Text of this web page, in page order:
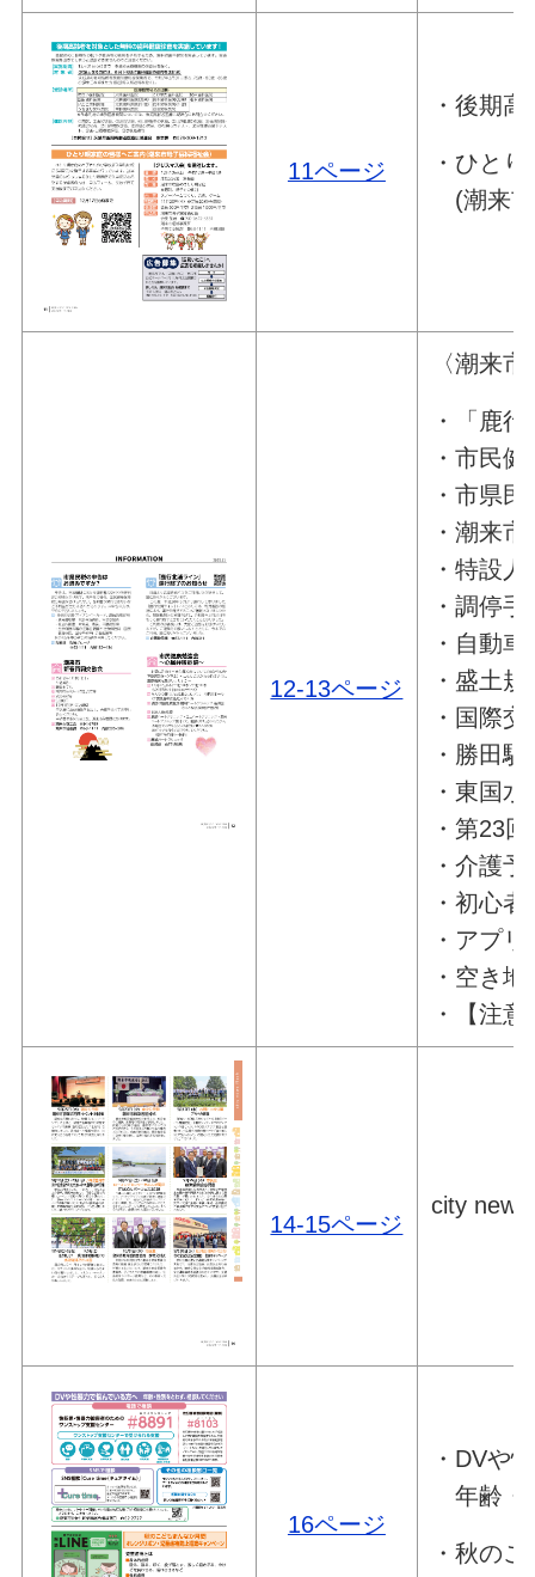
11ページ
・後期
・ひと
(潮来市
12-13ページ
〈潮来
・「鹿
・市民
・市県
・潮来
・特設
・調停
・自動
・盛土
・国際
・勝田
・東国
・第23
・介護
・初心
・アプ
・空き
・【注
14-15ページ
city news
16ページ
・DVや
年齢・
・秋の